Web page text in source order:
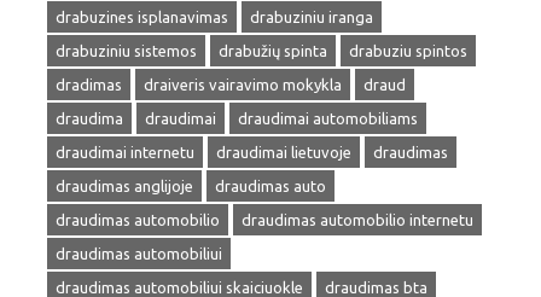
drabuzines isplanavimas
drabuziniu iranga
drabuziniu sistemos
drabužių spinta
drabuziu spintos
dradimas
draiveris vairavimo mokykla
draud
draudima
draudimai
draudimai automobiliams
draudimai internetu
draudimai lietuvoje
draudimas
draudimas anglijoje
draudimas auto
draudimas automobilio
draudimas automobilio internetu
draudimas automobiliui
draudimas automobiliui skaiciuokle
draudimas bta